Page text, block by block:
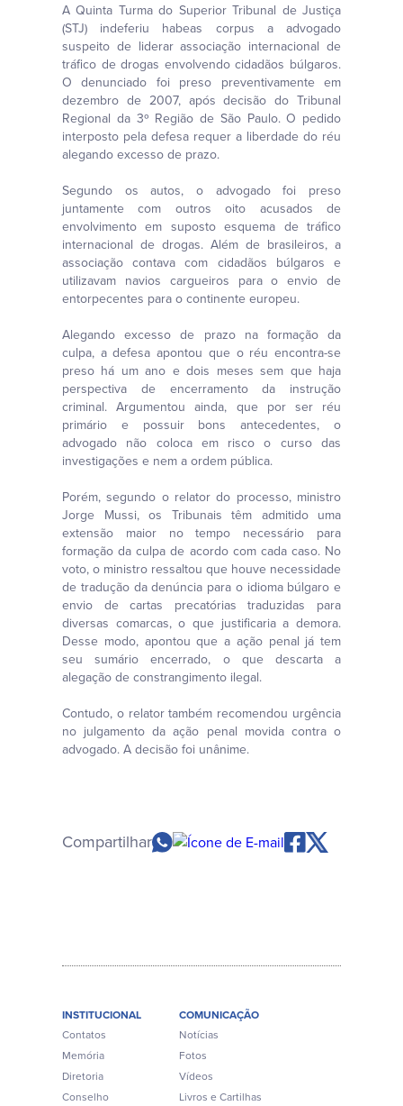
A Quinta Turma do Superior Tribunal de Justiça
(STJ) indeferiu habeas corpus a advogado
suspeito de liderar associação internacional de
tráfico de drogas envolvendo cidadãos búlgaros.
O denunciado foi preso preventivamente em
dezembro de 2007, após decisão do Tribunal
Regional da 3º Região de São Paulo. O pedido
interposto pela defesa requer a liberdade do réu
alegando excesso de prazo.
Segundo os autos, o advogado foi preso
juntamente com outros oito acusados de
envolvimento em suposto esquema de tráfico
internacional de drogas. Além de brasileiros, a
associação contava com cidadãos búlgaros e
utilizavam navios cargueiros para o envio de
entorpecentes para o continente europeu.
Alegando excesso de prazo na formação da
culpa, a defesa apontou que o réu encontra-se
preso há um ano e dois meses sem que haja
perspectiva de encerramento da instrução
criminal. Argumentou ainda, que por ser réu
primário e possuir bons antecedentes, o
advogado não coloca em risco o curso das
investigações e nem a ordem pública.
Porém, segundo o relator do processo, ministro
Jorge Mussi, os Tribunais têm admitido uma
extensão maior no tempo necessário para
formação da culpa de acordo com cada caso. No
voto, o ministro ressaltou que houve necessidade
de tradução da denúncia para o idioma búlgaro e
envio de cartas precatórias traduzidas para
diversas comarcas, o que justificaria a demora.
Desse modo, apontou que a ação penal já tem
seu sumário encerrado, o que descarta a
alegação de constrangimento ilegal.
Contudo, o relator também recomendou urgência
no julgamento da ação penal movida contra o
advogado. A decisão foi unânime.
Compartilhar
INSTITUCIONAL
Contatos
Memória
Diretoria
Conselho
COMUNICAÇÃO
Notícias
Fotos
Vídeos
Livros e Cartilhas